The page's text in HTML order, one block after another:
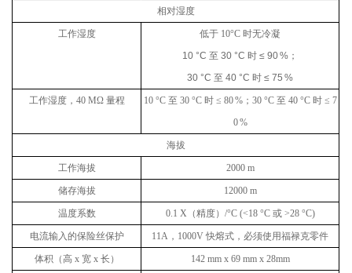
相对湿度
工作湿度 低于 10°C时无冷凝
10 °C至 30 °C时 ≤ 90 % ；
30 °C至 40 °C时 ≤ 75 %
工作湿度， 40 MΩ 量程 10 °C 至 30 °C 时≤ 80 %； 30 °C 至 40 °C 时≤ 7
0 %
海拔
工作海拔 2000 m
储存海拔 12000 m
温度系数 0.1 X （精度） /°C (<18 °C 或>28 °C)
电流输入的保险丝保护 11A ， 1000V快熔式，必须使用福禄克零件
体积（高x 宽x 长） 142 mm x 69 mm x 28mm